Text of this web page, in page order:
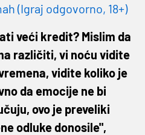
(Igraj odgovorno, 18+)
veći kredit? Mislim da
različiti, vi noću vidite
vidite koliko je
da emocije ne bi
ovo je preveliki
odluke donosile",